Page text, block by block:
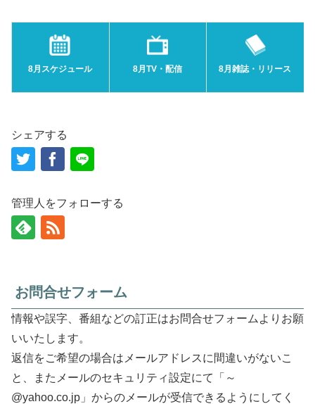
8月スケジュール 8月TV・配信 8月雑誌・リリース
シェアする
管理人をフォローする
お問合せフォーム
情報や誤字、番組などの訂正はお問合せフォームよりお願
いいたします。
返信をご希望の場合はメールアドレスに間違いがないこ
と、またメールのセキュリティ設定にて「～
@yahoo.co.jp」からのメールが受信できるようにしてく